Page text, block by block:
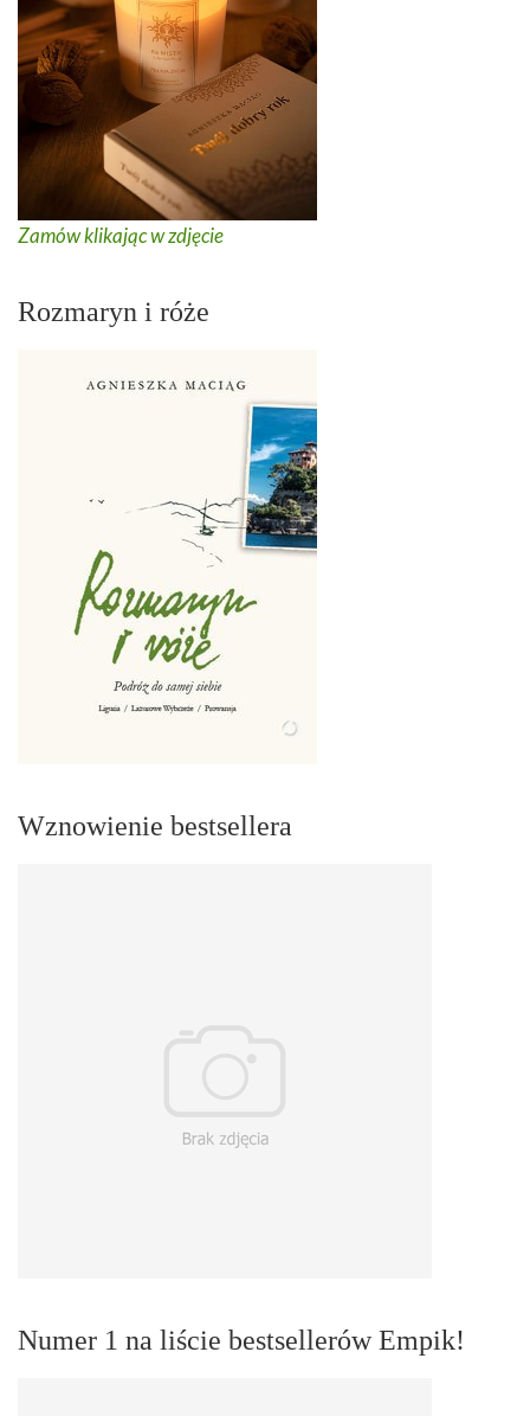
Zamów klikając w zdjęcie
Rozmaryn i róże
Wznowienie bestsellera
Numer 1 na liście bestsellerów Empik!